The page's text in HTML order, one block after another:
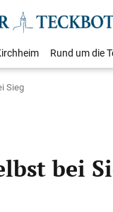
Rund um die
Sieg
bei